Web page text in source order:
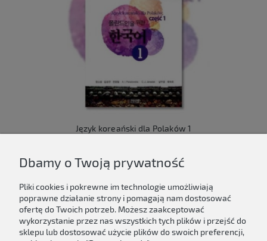
Język koreański dla Polaków 1
Do koszyka
Newsletter
Dbamy o Twoją prywatność
Pliki cookies i pokrewne im technologie umożliwiają
poprawne działanie strony i pomagają nam dostosować
ofertę do Twoich potrzeb. Możesz zaakceptować
wykorzystanie przez nas wszystkich tych plików i przejść do
sklepu lub dostosować użycie plików do swoich preferencji,